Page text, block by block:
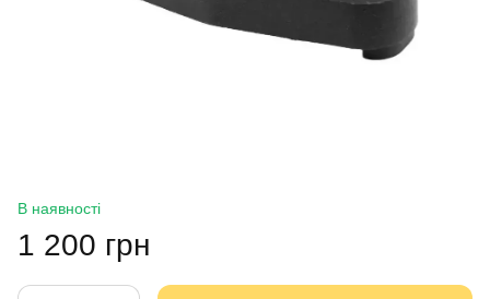
В наявності
1 200 грн